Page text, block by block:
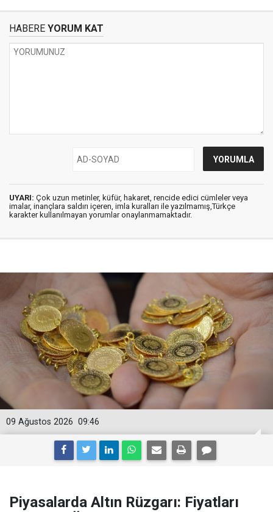
HABERE YORUM KAT
UYARI: Çok uzun metinler, küfür, hakaret, rencide edici cümleler veya
imalar, inançlara saldırı içeren, imla kuralları ile yazılmamış,Türkçe
karakter kullanılmayan yorumlar onaylanmamaktadır.
09:46
09 Ağustos 2026
Piyasalarda Altın Rüzgarı: Fiyatları